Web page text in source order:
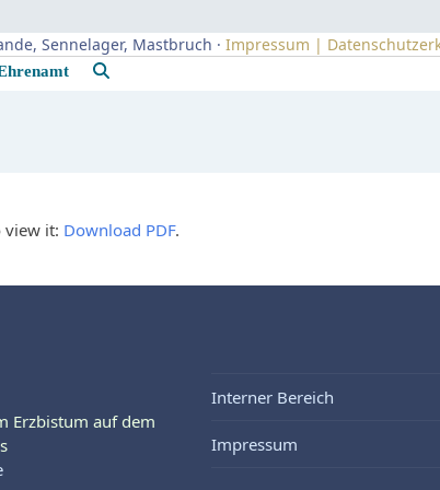
Sennelager, Mastbruch · Impressum |
view it: Download PDF.
Erzbistum auf dem
Interner Bereich
Impressum